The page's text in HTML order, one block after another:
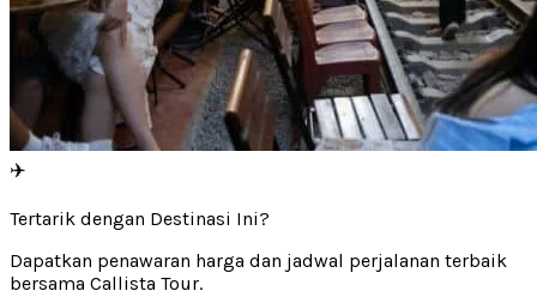
✈️
Tertarik dengan Destinasi Ini?
Dapatkan penawaran harga dan jadwal perjalanan terbaik
bersama Callista Tour.